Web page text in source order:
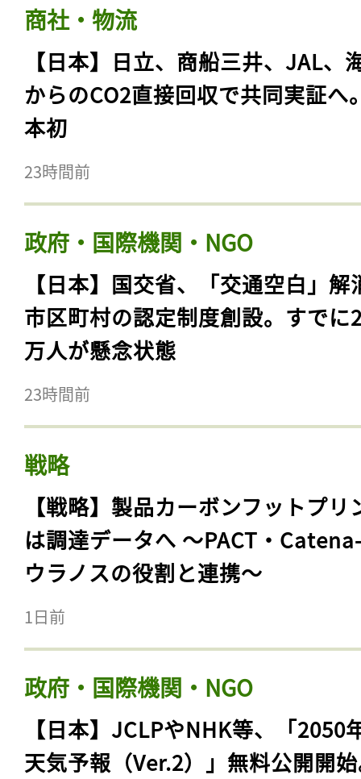
商社・物流
【日本】日立、商船三井、JAL、
からのCO2直接回収で共同実証へ
本初
23時間前
政府・国際機関・NGO
【日本】国交省、「交通空白」解
市区町村の認定制度創設。すでに
万人が懸念状態
23時間前
戦略
【戦略】製品カーボンフットプリ
は調達データへ 〜PACT・
ウラノスの役割と連携〜
1日前
政府・国際機関・NGO
【日本】JCLPやNHK等、「2050
天気予報（Ver.2）」無料公開開